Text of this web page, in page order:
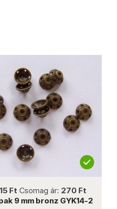
Csomag ár:270 Ft
9 mm bronz GYK14-2